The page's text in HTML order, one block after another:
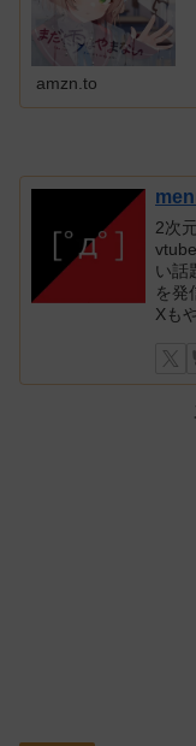
amzn.to
2次
い話
を発
Xも